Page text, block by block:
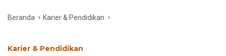
Beranda Karier & Pendidikan
Karier & Pendidikan